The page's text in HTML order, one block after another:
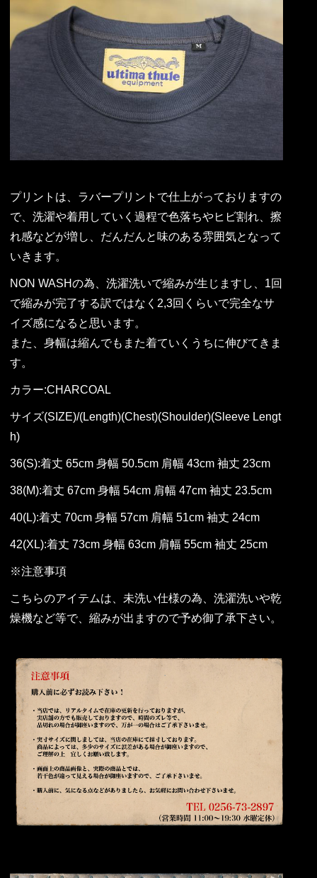
プリントは、ラバープリントで仕上がっておりますの
で、洗濯や着用していく過程で色落ちやヒビ割れ、擦
れ感などが増し、だんだんと味のある雰囲気となって
いきます。
NON WASHの為、洗濯洗いで縮みが生じますし、1回
で縮みが完了する訳ではなく2,3回くらいで完全なサ
イズ感になると思います。
また、身幅は縮んでもまた着ていくうちに伸びてきま
す。
カラー:CHARCOAL
サイズ(SIZE)/(Length)(Chest)(Shoulder)(Sleeve Lengt
h)
36(S):着丈 65cm 身幅 50.5cm 肩幅 43cm 袖丈 23cm
38(M):着丈 67cm 身幅 54cm 肩幅 47cm 袖丈 23.5cm
40(L):着丈 70cm 身幅 57cm 肩幅 51cm 袖丈 24cm
42(XL):着丈 73cm 身幅 63cm 肩幅 55cm 袖丈 25cm
※注意事項
こちらのアイテムは、未洗い仕様の為、洗濯洗いや乾
燥機など等で、縮みが出ますので予め御了承下さい。